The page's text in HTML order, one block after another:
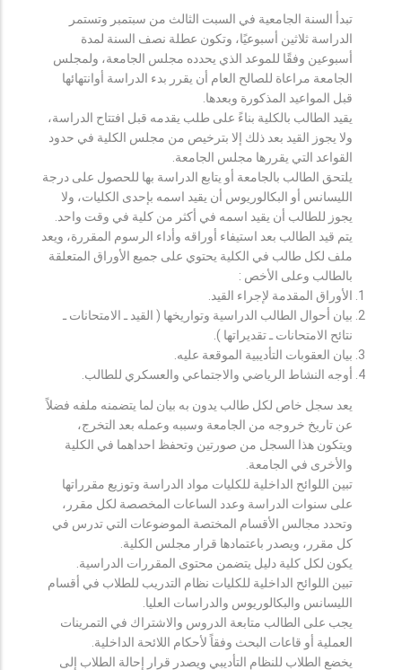
تبدأ السنة الجامعية في السبت الثالث من سبتمبر وتستمر
الدراسة ثلاثين أسبوعيًا، وتكون عطلة نصف السنة لمدة
أسبوعين وفقًا للموعد الذي يحدده مجلس الجامعة، ولمجلس
الجامعة مراعاة للصالح العام أن يقرر بدء الدراسة أوانتهائها
قبل المواعيد المذكورة وبعدها.
يقيد الطالب بالكلية بناءً على طلب يقدمه قبل افتتاح الدراسة،
ولا يجوز القيد بعد ذلك إلا بترخيص من مجلس الكلية في حدود
القواعد التي يقررها مجلس الجامعة.
يلتحق الطالب بالجامعة أو يتابع الدراسة بها للحصول على درجة
الليسانس أو البكالوريوس أن يقيد اسمه بإحدى الكليات، ولا
يجوز للطالب أن يقيد اسمه في أكثر من كلية في وقت واحد.
يتم قيد الطالب بعد استيفاء أوراقه وأداء الرسوم المقررة، ويعد
ملف لكل طالب في الكلية يحتوي على جميع الأوراق المتعلقة
بالطالب وعلى الأخص :
الأوراق المقدمة لإجراء القيد.
بيان أحوال الطالب الدراسية وتواريخها ( القيد ـ الامتحانات ـ
نتائح الامتحانات ـ تقديراتها ).
بيان العقوبات التأديبية الموقعة عليه.
أوجه النشاط الرياضي والاجتماعي والعسكري للطالب.
يعد سجل خاص لكل طالب يدون به بيان لما يتضمنه ملفه فضلاً
عن تاريخ خروجه من الجامعة وسببه وعمله بعد التخرج،
ويتكون هذا السجل من صورتين وتحفظ احداهما في الكلية
والأخرى في الجامعة.
تبين اللوائح الداخلية للكليات مواد الدراسة وتوزيع مقرراتها
على سنوات الدراسة وعدد الساعات المخصصة لكل مقرر،
وتحدد مجالس الأقسام المختصة الموضوعات التي تدرس في
كل مقرر، ويصدر باعتمادها قرار مجلس الكلية.
يكون لكل كلية دليل يتضمن محتوى المقررات الدراسية.
تبين اللوائح الداخلية للكليات نظام التدريب للطلاب في أقسام
الليسانس والبكالوريوس والدراسات العليا.
يجب على الطالب متابعة الدروس والاشتراك في التمرينات
العملية أو قاعات البحث وفقاً لأحكام اللائحة الداخلية.
يخضع الطلاب للنظام التأديبي ويصدر قرار إحالة الطلاب إلى